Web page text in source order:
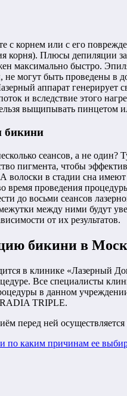
с корнем или с его
корня). Плюсы депиляции
максимально быстро.
могут быть проведены в
аппарат
и вследствие этого
выщипывать
бикини
сеансов, а не
пигмента, чтобы
волоски в стадии сна
время проведения
до восьми сеансов
между ними будут
от их результатов.
бикини в
в клинике «Лазерный
Все специалисты
в данном
TRIPLE.
перед ней
по каким причинам ее